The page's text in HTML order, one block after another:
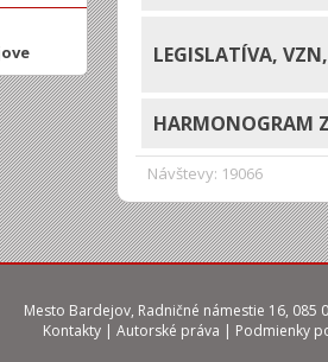
Návštevy: 19066
LEGISLATÍVA,
HARMONOGRAM
Mesto Bardejov, Radničné námestie 16, 085
Kontakty | Autorské práva | Podmienky